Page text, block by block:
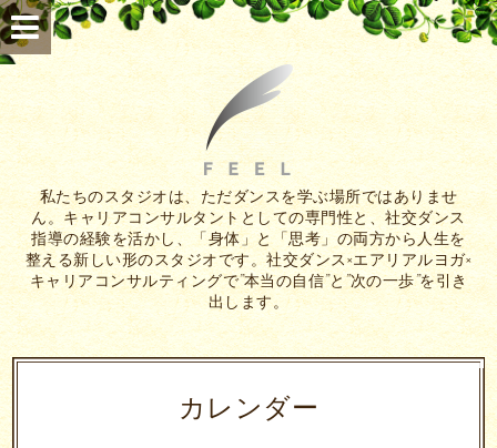
私たちのスタジオは、ただダンスを学ぶ場所ではありませ
ん。キャリアコンサルタントとしての専門性と、社交ダンス
指導の経験を活かし、「身体」と「思考」の両方から人生を
整える新しい形のスタジオです。社交ダンス×エアリアルヨガ×
キャリアコンサルティングで”本当の自信”と”次の一歩”を引き
出します。
カレンダー